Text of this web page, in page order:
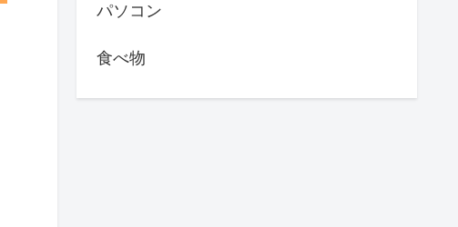
パソコン
食べ物